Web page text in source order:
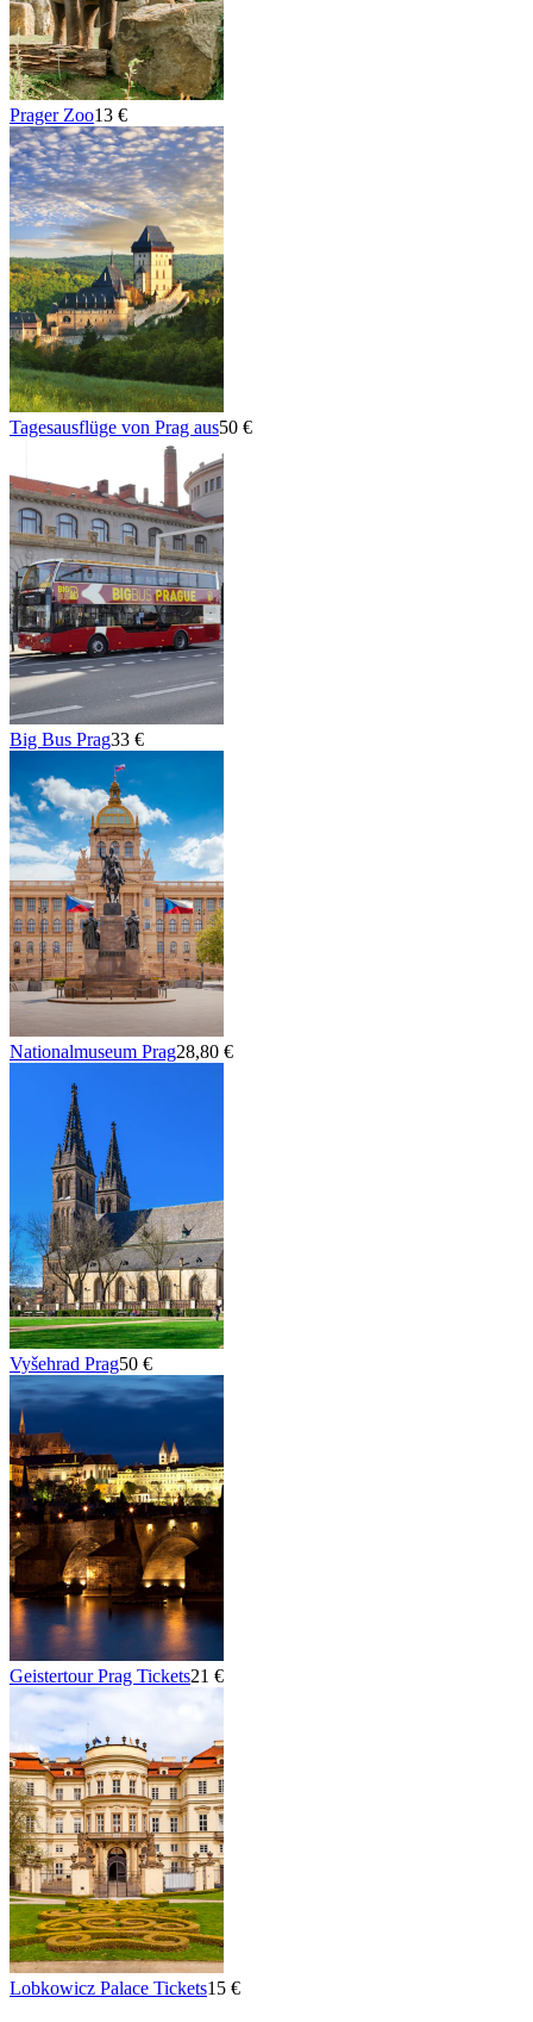
Prager Zoo13 €
Tagesausflüge von Prag aus50 €
Big Bus Prag33 €
Nationalmuseum Prag28,80 €
Vyšehrad Prag50 €
Geistertour Prag Tickets21 €
Lobkowicz Palace Tickets15 €